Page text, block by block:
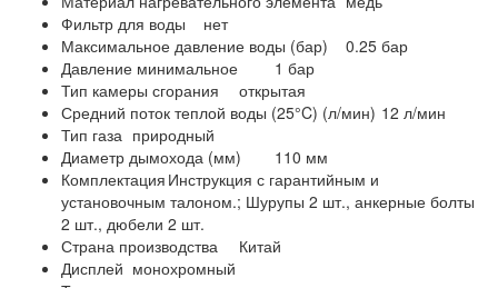
Фильтр для воды
нет
Максимальное давление воды (бар)
0.25 бар
Давление минимальное
1 бар
Тип камеры сгорания
открытая
Средний поток теплой воды (25°C) (л/мин) 12 л/мин
Тип газа природный
Диаметр дымохода (мм)
110 мм
Комплектация Инструкция с гарантийным и
установочным талоном.; Шурупы 2 шт., анкерные болты
2 шт., дюбели 2 шт.
Страна производства
Китай
Дисплей монохромный